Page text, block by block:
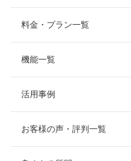
料金・プラン一覧
機能一覧
活用事例
お客様の声・評判一覧